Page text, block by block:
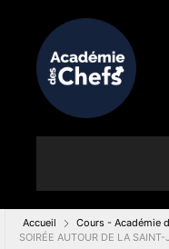
Accueil Cours - Académie
SOIRÉE AUTOUR DE LA SAINT-